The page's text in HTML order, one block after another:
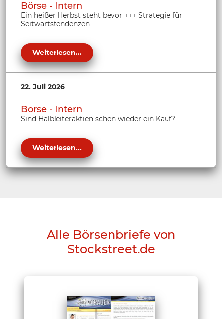
Börse - Intern
Ein heißer Herbst steht bevor +++ Strategie für
Seitwärtstendenzen
Weiterlesen...
22. Juli 2026
Börse - Intern
Sind Halbleiteraktien schon wieder ein Kauf?
Weiterlesen...
Alle Börsenbriefe von
Stockstreet.de